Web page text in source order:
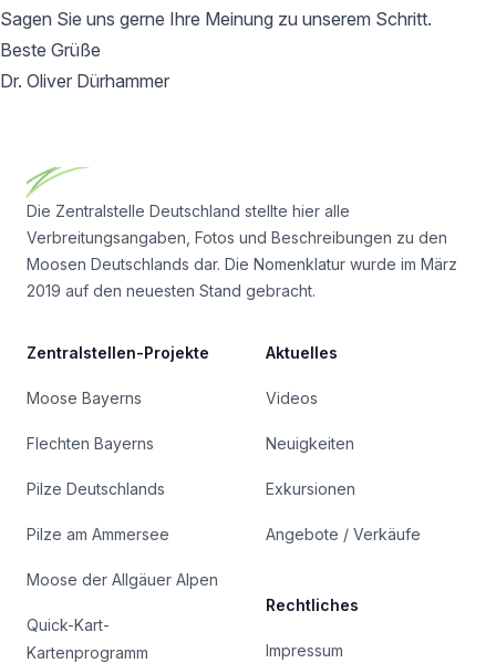
Sagen Sie uns gerne Ihre Meinung zu unserem Schritt.
Beste Grüße
Dr. Oliver Dürhammer
Die Zentralstelle Deutschland stellte hier alle
Verbreitungsangaben, Fotos und Beschreibungen zu den
Moosen Deutschlands dar. Die Nomenklatur wurde im März
2019 auf den neuesten Stand gebracht.
Zentralstellen-Projekte
Moose Bayerns
Flechten Bayerns
Pilze Deutschlands
Pilze am Ammersee
Moose der Allgäuer Alpen
Quick-Kart-
Kartenprogramm
Aktuelles
Videos
Neuigkeiten
Exkursionen
Angebote / Verkäufe
Rechtliches
Impressum